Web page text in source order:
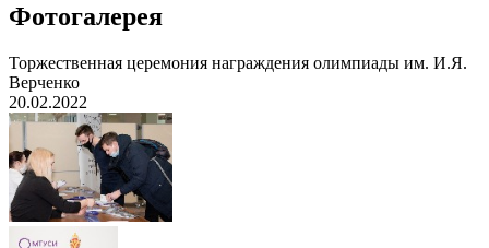
Фотогалерея
Торжественная церемония награждения олимпиады им. И.Я.
Верченко
20.02.2022